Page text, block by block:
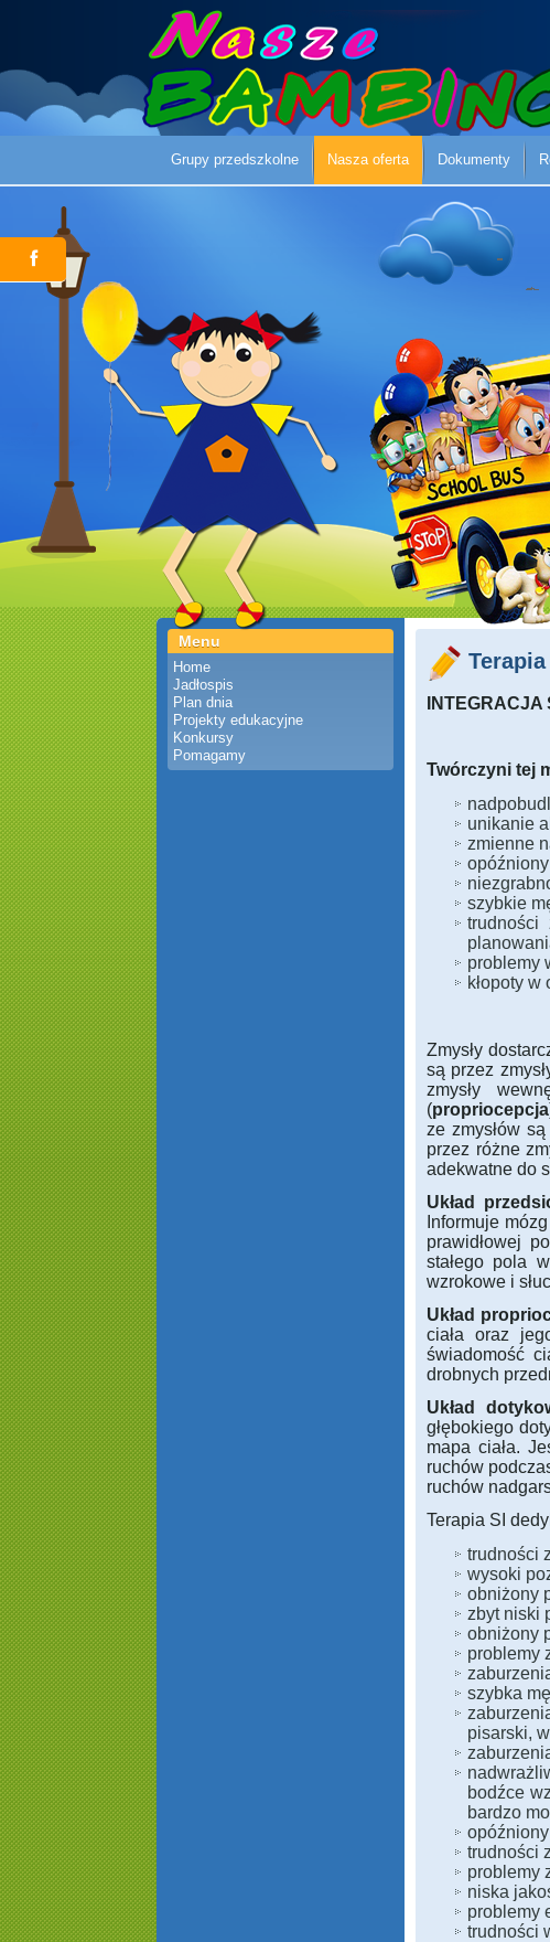
Grupy przedszkolne Nasza oferta Dokumenty
Menu
Home
Jadłospis
Plan dnia
Projekty edukacyjne
Konkursy
Pomagamy
Twórczyni tej
unikanie
zmienne
szybkie
problemy
kłopoty
Zmysły
są przez
zmysły
(propriocepcja
ze zmysłów
przez różne
adekwatne do
Układ
Informuje
prawidłowej
stałego pola
wzrokowe i
Układ
ciała oraz
świadomość
drobnych
Układ
głębokiego
mapa ciała.
ruchów
ruchów
Terapia SI
trudności
wysoki
obniżony
zbyt niski
obniżony
problemy
szybka
pisarski,
bodźce
bardzo
trudności
problemy
niska
problemy
trudności